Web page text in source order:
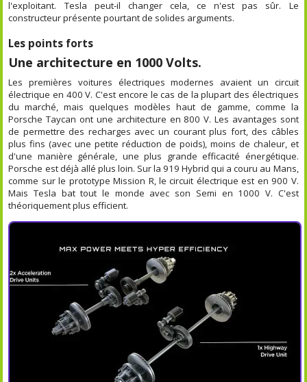
l'exploitant. Tesla peut-il changer cela, ce n'est pas sûr. Le
constructeur présente pourtant de solides arguments.
Les points forts
Une architecture en 1000 Volts.
Les premières voitures électriques modernes avaient un circuit
électrique en 400 V. C'est encore le cas de la plupart des électriques
du marché, mais quelques modèles haut de gamme, comme la
Porsche Taycan ont une architecture en 800 V. Les avantages sont
de permettre des recharges avec un courant plus fort, des câbles
plus fins (avec une petite réduction de poids), moins de chaleur, et
d'une manière générale, une plus grande efficacité énergétique.
Porsche est déjà allé plus loin. Sur la 919 Hybrid qui a couru au Mans,
comme sur le prototype Mission R, le circuit électrique est en 900 V.
Mais Tesla bat tout le monde avec son Semi en 1000 V. C'est
théoriquement plus efficient.